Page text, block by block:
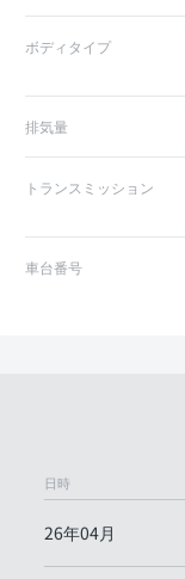
ボディタイプ
排気量
トランスミッション
車台番号
日時
26年04月